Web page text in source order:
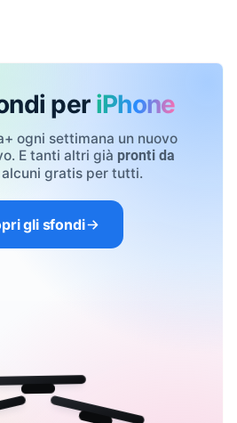
per iPhone
ogni settimana un nuovo
E tanti altri già pronti da
alcuni gratis per tutti.
gli sfondi